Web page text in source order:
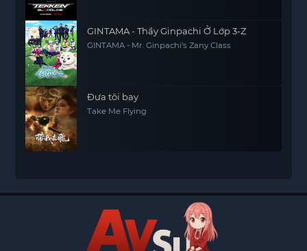
GINTAMA - Thầy Ginpachi Ở Lớp 3-Z
GINTAMA - Mr. Ginpachi's Zany Class
Đưa tôi bay
Take Me Flying